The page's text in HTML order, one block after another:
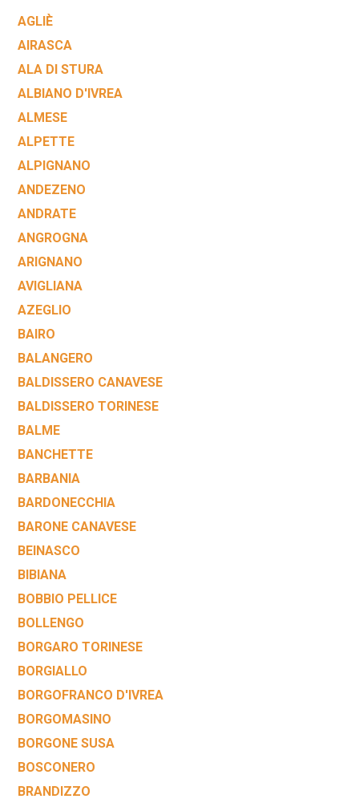
AGLIÈ
AIRASCA
ALA DI STURA
ALBIANO D'IVREA
ALMESE
ALPETTE
ALPIGNANO
ANDEZENO
ANDRATE
ANGROGNA
ARIGNANO
AVIGLIANA
AZEGLIO
BAIRO
BALANGERO
BALDISSERO CANAVESE
BALDISSERO TORINESE
BALME
BANCHETTE
BARBANIA
BARDONECCHIA
BARONE CANAVESE
BEINASCO
BIBIANA
BOBBIO PELLICE
BOLLENGO
BORGARO TORINESE
BORGIALLO
BORGOFRANCO D'IVREA
BORGOMASINO
BORGONE SUSA
BOSCONERO
BRANDIZZO